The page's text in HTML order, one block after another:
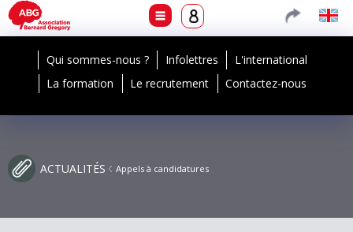
Qui sommes-nous ? Infolettres
L'international
La formation
Le recrutement Contactez-nous
ACTUALITÉS Appels à candidatures